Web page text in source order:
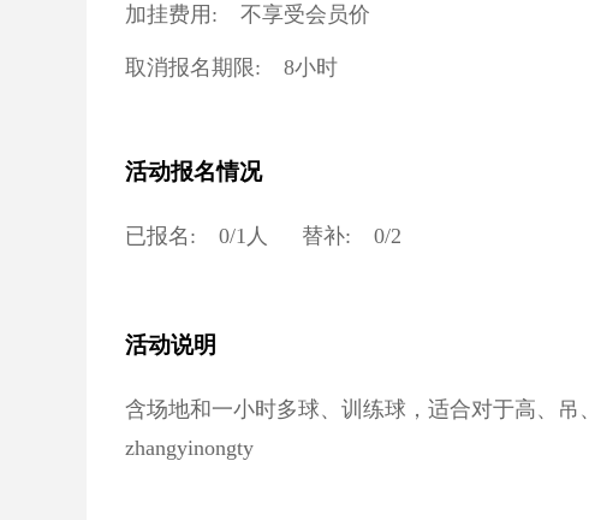
加挂费用: 不享受会员价
取消报名期限: 8小时
活动报名情况
已报名: 0/1 人 替补: 0/2
活动说明
含场地和一小时多球、训练球，适合对于高、
zhangyinongty